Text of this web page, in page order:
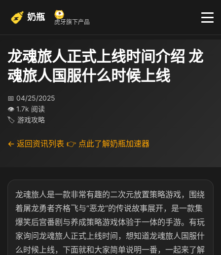
奶瓶 虎牙旗下产品
龙魂旅人正式上线时间介绍 龙
魂旅人国服什么时候上线​
📅 04/25/2025
👁 1.7k 阅读
🏷 游戏攻略
← 返回资讯列表 👉 点此了解奶瓶加速器
龙魂旅人是一款非常有趣的二次元放置策略游戏，围绕
着屠龙勇者齐格飞与“恶龙”的传说故事展开，是一款集
爆笑后宫番剧与养成策略游戏体验于一体的手游。有玩
家询问龙魂旅人正式上线时间，想知道龙魂旅人国服什
么时候上线，下面就和大家简单说明一番，一起来了解